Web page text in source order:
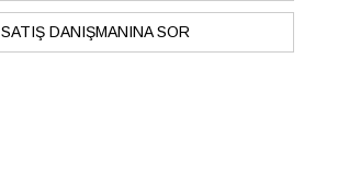
SATIŞ DANIŞMANINA SOR